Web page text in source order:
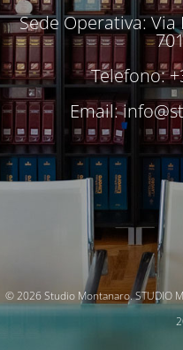
Sede Operativa: Via
Telefono:
Email:
© 2026 Studio Montanaro. STUDIO